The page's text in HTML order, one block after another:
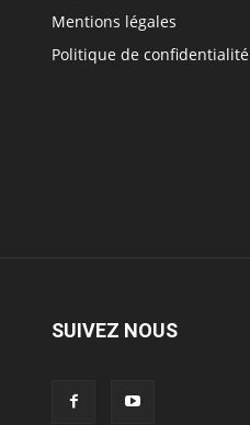
Mentions légales
Politique de confidentialité
SUIVEZ NOUS